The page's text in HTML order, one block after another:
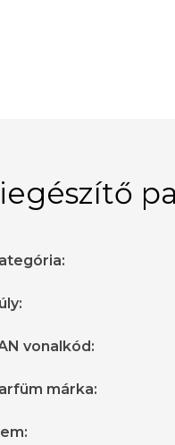
:
:
vonalkód :
márka:
: